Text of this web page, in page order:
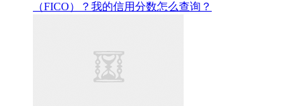
（FICO）？我的信用分数怎么查询？